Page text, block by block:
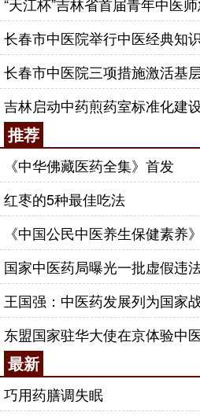
长春市中医院举行中医经典知
长春市中医院三项措施激活基
吉林启动中药煎药室标准化建
推荐
《中华佛藏医药全集》首发
红枣的5种最佳吃法
《中国公民中医养生保健素养
国家中医药局曝光一批虚假违
王国强：中医药发展列为国家
东盟国家驻华大使在京体验中
最新
巧用药膳调失眠